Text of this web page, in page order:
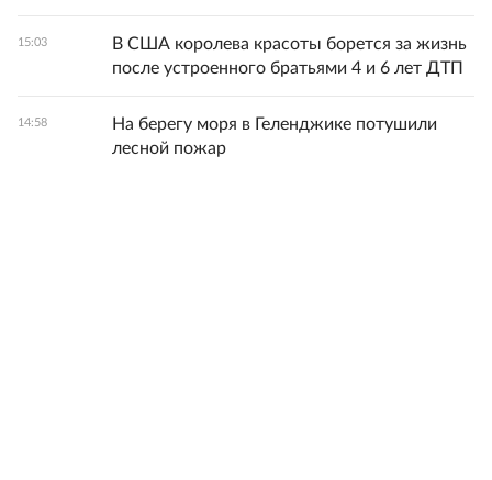
15:03
В США королева красоты борется за жизнь
после устроенного братьями 4 и 6 лет ДТП
14:58
На берегу моря в Геленджике потушили
лесной пожар